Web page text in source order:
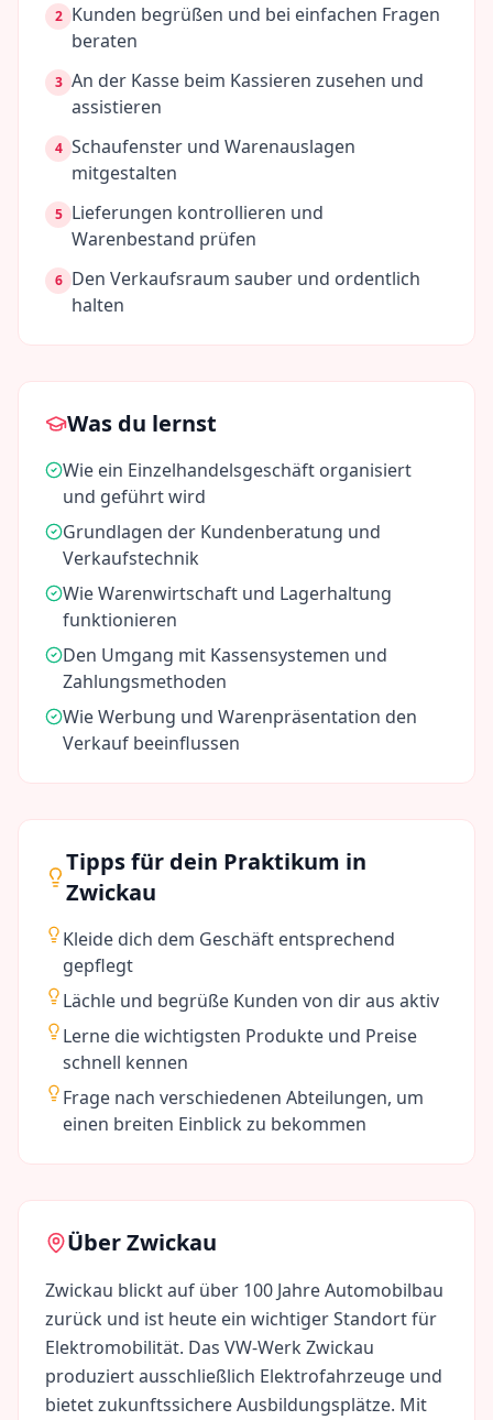
2 Kunden begrüßen und bei einfachen Fragen
beraten
3 An der Kasse beim Kassieren zusehen und
assistieren
4 Schaufenster und Warenauslagen
mitgestalten
5 Lieferungen kontrollieren und
Warenbestand prüfen
6 Den Verkaufsraum sauber und ordentlich
halten
Was du lernst
Wie ein Einzelhandelsgeschäft organisiert
und geführt wird
Grundlagen der Kundenberatung und
Verkaufstechnik
Wie Warenwirtschaft und Lagerhaltung
funktionieren
Den Umgang mit Kassensystemen und
Zahlungsmethoden
Wie Werbung und Warenpräsentation den
Verkauf beeinflussen
Tipps für dein Praktikum in
Zwickau
Kleide dich dem Geschäft entsprechend
gepflegt
Lächle und begrüße Kunden von dir aus aktiv
Lerne die wichtigsten Produkte und Preise
schnell kennen
Frage nach verschiedenen Abteilungen, um
einen breiten Einblick zu bekommen
ÜberZwickau
Zwickau blickt auf über 100 Jahre Automobilbau
zurück und ist heute ein wichtiger Standort für
Elektromobilität. Das VW-Werk Zwickau
produziert ausschließlich Elektrofahrzeuge und
bietet zukunftssichere Ausbildungsplätze. Mit